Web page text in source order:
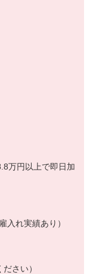
万円以上で即日加
入れ実績あり）
さい）